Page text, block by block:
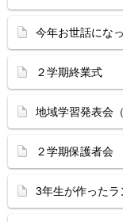
今年お世話にな
２学期終業式
地域学習発表会
２学期保護者会
3年生が作った